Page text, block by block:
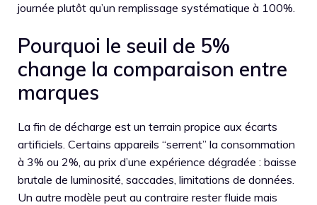
journée plutôt qu’un remplissage systématique à 100%.
Pourquoi le seuil de 5%
change la comparaison entre
marques
La fin de décharge est un terrain propice aux écarts
artificiels. Certains appareils “serrent” la consommation
à 3% ou 2%, au prix d’une expérience dégradée : baisse
brutale de luminosité, saccades, limitations de données.
Un autre modèle peut au contraire rester fluide mais